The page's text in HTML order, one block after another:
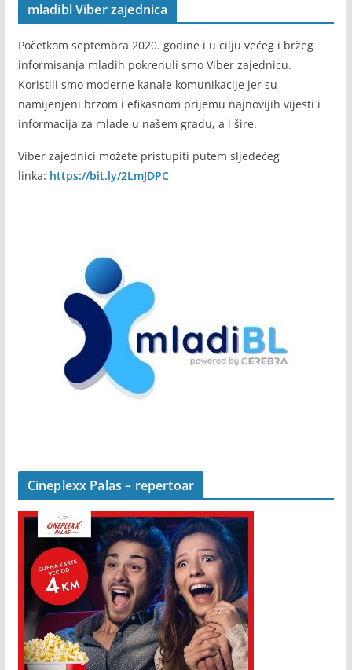
mladibl Viber zajednica
Početkom septembra 2020. godine i u cilju većeg i bržeg
informisanja mladih pokrenuli smo Viber zajednicu.
Koristili smo moderne kanale komunikacije jer su
namijenjeni brzom i efikasnom prijemu najnovijih vijesti i
informacija za mlade u našem gradu, a i šire.
Viber zajednici možete pristupiti putem sljedećeg
linka: https://bit.ly/2LmJDPC
Cineplexx Palas – repertoar